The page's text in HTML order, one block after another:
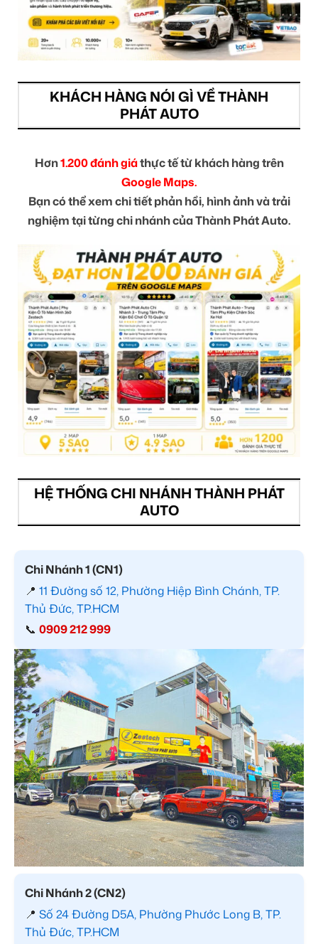
KHÁCH HÀNG NÓI GÌ VỀ THÀNH
PHÁT AUTO
Hơn1.200 đánh giáthực tế từ khách hàng trên
Google Maps.
Bạn có thể xem chi tiết phản hồi, hình ảnh và trải
nghiệm tại từng chi nhánh của Thành Phát Auto.
HỆ THỐNG CHI NHÁNH THÀNH PHÁT
AUTO
Chi Nhánh 1 (CN1)
📍 11 Đường số 12, Phường Hiệp Bình Chánh, TP.
Thủ Đức, TP.HCM
📞 0909 212 999
Chi Nhánh 2 (CN2)
📍 Số 24 Đường D5A, Phường Phước Long B, TP.
Thủ Đức, TP.HCM